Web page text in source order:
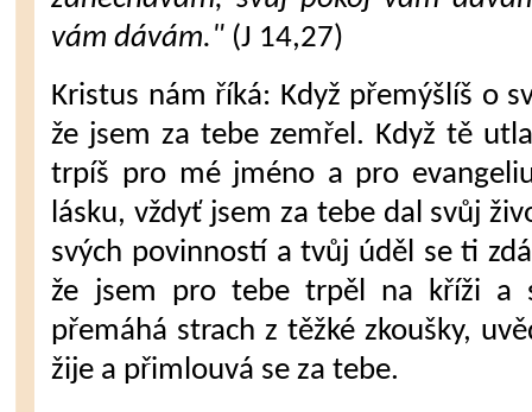
vám dávám." (J 14,27)
Kristus nám říká: Když přemýšlíš o
že jsem za tebe zemřel. Když tě
trpíš pro mé jméno a pro
lásku, vždyť jsem za tebe dal svůj
svých povinností a tvůj úděl se ti
že jsem pro tebe trpěl na kříži a
přemáhá strach z těž­ké zkoušky,
žije a přimlouvá se za tebe.